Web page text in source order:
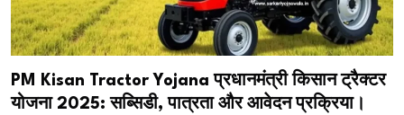
PM Kisan Tractor Yojana प्रधानमंत्री किसान ट्रैक्टर
योजना 2025: सब्सिडी, पात्रता और आवेदन प्रक्रिया।